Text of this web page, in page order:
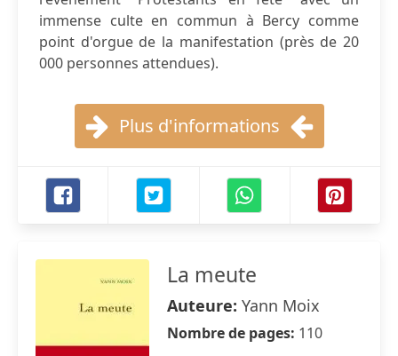
immense culte en commun à Bercy comme
point d'orgue de la manifestation (près de 20
000 personnes attendues).
Plus d'informations
La meute
Auteure: Yann Moix
Nombre de pages: 110